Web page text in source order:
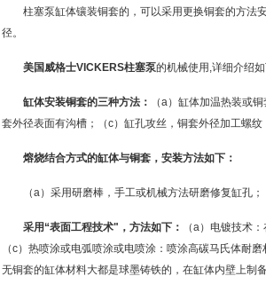
柱塞泵缸体镶装铜套的，可以采用更换铜套的方法
径。
美国威格士VICKERS柱塞泵的机械使用,详细介绍如
缸体安装铜套的三种方法：
（a）缸体加温热装或
套外径表面有沟槽；（c）缸孔攻丝，铜套外径加工螺纹
熔烧结合方式的缸体与铜套，安装方法如下：
（a）采用研磨棒，手工或机械方法研磨修复缸孔
采用“表面工程技术"，方法如下：
（a）电镀技术
（c）热喷涂或电弧喷涂或电喷涂：喷涂高碳马氏体耐
无铜套的缸体材料大都是球墨铸铁的，在缸体内壁上